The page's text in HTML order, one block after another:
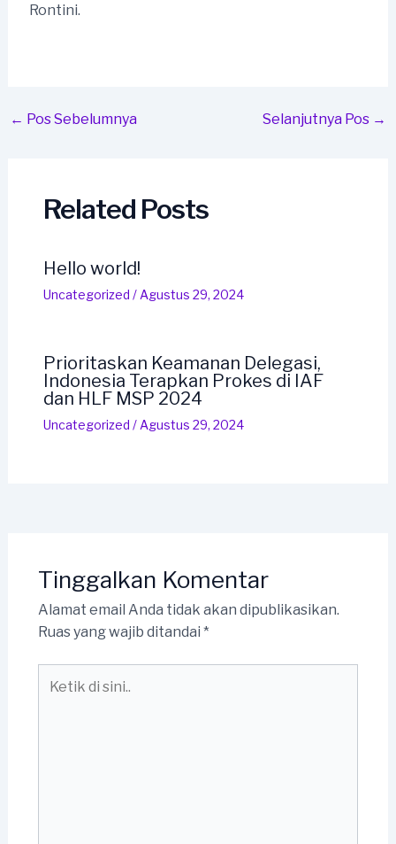
Rontini.
Reading
Post
← Pos Sebelumnya Selanjutnya Pos →
Related Posts
Hello world!
Uncategorized / Agustus 29, 2024
Prioritaskan Keamanan Delegasi,
Indonesia Terapkan Prokes di IAF
dan HLF MSP 2024
Uncategorized / Agustus 29, 2024
Tinggalkan Komentar
Alamat email Anda tidak akan dipublikasikan.
Ruas yang wajib ditandai *